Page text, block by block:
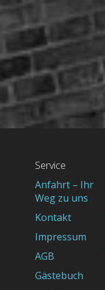
Service
Anfahrt – Ihr
Weg zu uns
Kontakt
Impressum
AGB
Gästebuch